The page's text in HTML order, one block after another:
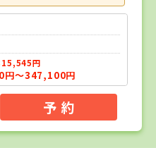
円
円～347,100円
予 約